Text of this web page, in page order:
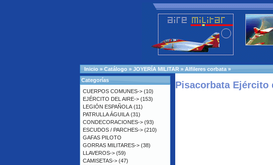
Inicio » Catálogo » JOYERÍA MILITAR » Alfileres corbata »
Pisacorbata
Categorías
CUERPOS COMUNES-> (10)
EJÉRCITO DEL AIRE-> (153)
LEGIÓN ESPAÑOLA (11)
PATRULLA ÁGUILA (31)
CONDECORACIONES-> (93)
ESCUDOS / PARCHES-> (210)
GAFAS PILOTO
GORRAS MILITARES-> (38)
LLAVEROS-> (59)
CAMISETAS-> (47)